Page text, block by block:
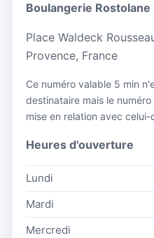
Boulangerie Rostolane
Place Waldeck
Provence, France
Ce numéro valable 5 min
destinataire mais le
mise en relation avec celui-
Heures d'ouverture
Lundi
Mardi
Mercredi